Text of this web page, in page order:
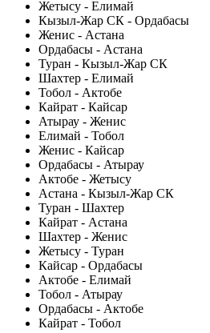
Жетысу - Елимай
Кызыл-Жар СК - Ордабасы
Женис - Астана
Ордабасы - Астана
Туран - Кызыл-Жар СК
Шахтер - Елимай
Тобол - Актобе
Кайрат - Кайсар
Атырау - Женис
Елимай - Тобол
Женис - Кайсар
Ордабасы - Атырау
Актобе - Жетысу
Астана - Кызыл-Жар СК
Туран - Шахтер
Кайрат - Астана
Шахтер - Женис
Жетысу - Туран
Кайсар - Ордабасы
Актобе - Елимай
Тобол - Атырау
Ордабасы - Актобе
Кайрат - Тобол